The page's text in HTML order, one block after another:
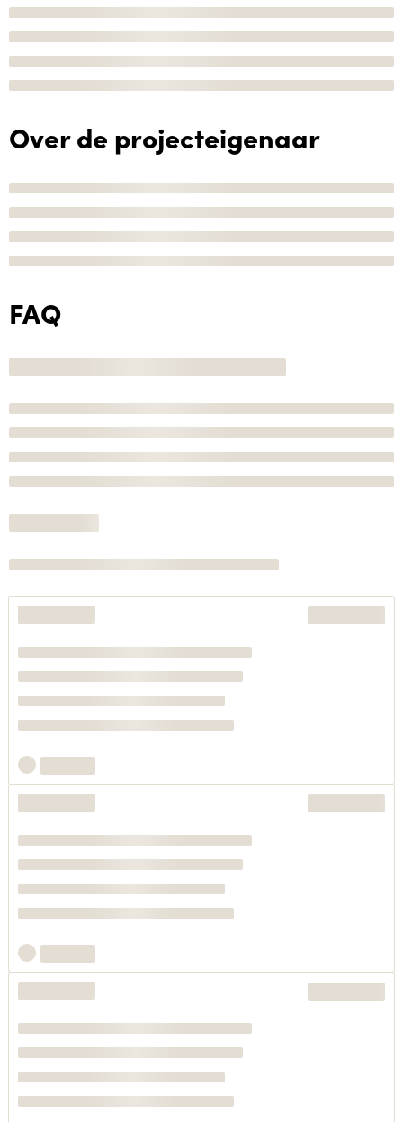
Over de projecteigenaar
FAQ